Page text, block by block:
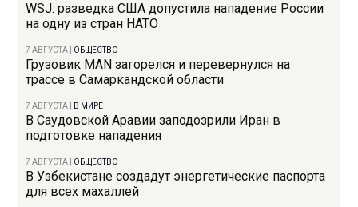
WSJ: разведка США допустила нападение России
на одну из стран НАТО
7 АВГУСТА ОБЩЕСТВО
Грузовик MAN загорелся и перевернулся на
трассе в Самаркандской области
7 АВГУСТА В МИРЕ
В Саудовской Аравии заподозрили Иран в
подготовке нападения
7 АВГУСТА ОБЩЕСТВО
В Узбекистане создадут энергетические паспорта
для всех махаллей